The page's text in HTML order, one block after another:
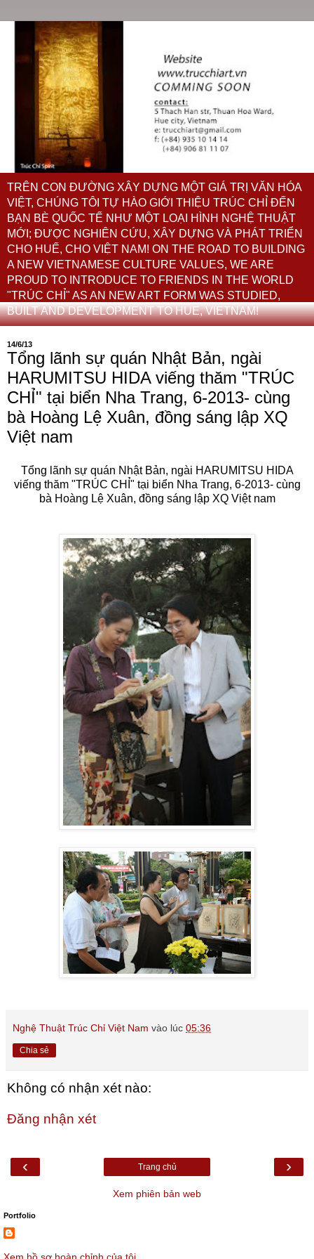
TRÊN CON ĐƯỜNG XÂY DỰNG MỘT GIÁ TRỊ VĂN HÓA
VIỆT, CHÚNG TÔI TỰ HÀO GIỚI THIỆU TRÚC CHỈ ĐẾN
BẠN BÈ QUỐC TẾ NHƯ MỘT LOẠI HÌNH NGHỆ THUẬT
MỚI; ĐƯỢC NGHIÊN CỨU, XÂY DỰNG VÀ PHÁT TRIỂN
CHO HUẾ, CHO VIỆT NAM! ON THE ROAD TO BUILDING
A NEW VIETNAMESE CULTURE VALUES, WE ARE
PROUD TO INTRODUCE TO FRIENDS IN THE WORLD
"TRÚC CHỈ" AS AN NEW ART FORM WAS STUDIED,
BUILT AND DEVELOPMENT TO HUE, VIETNAM!
14/6/13
Tổng lãnh sự quán Nhật Bản, ngài
HARUMITSU HIDA viếng thăm "TRÚC
CHỈ" tại biển Nha Trang, 6-2013- cùng
bà Hoàng Lệ Xuân, đồng sáng lập XQ
Việt nam
Tổng lãnh sự quán Nhật Bản, ngài HARUMITSU HIDA
viếng thăm "TRÚC CHỈ" tại biển Nha Trang, 6-2013- cùng
bà Hoàng Lệ Xuân, đồng sáng lập XQ Việt nam
Nghệ Thuật Trúc Chỉ Việt Nam vào lúc 05:36
Chia sẻ
Không có nhận xét nào:
Đăng nhận xét
‹ ›
Trang chủ
Xem phiên bản web
Portfolio